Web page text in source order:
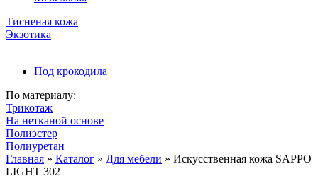
Тисненая кожа
Экзотика
+
Под крокодила
По материалу:
Трикотаж
На нетканой основе
Полиэстер
Полиуретан
Главная » Каталог » Для мебели » Искусственная кожа SAPPO
LIGHT 302